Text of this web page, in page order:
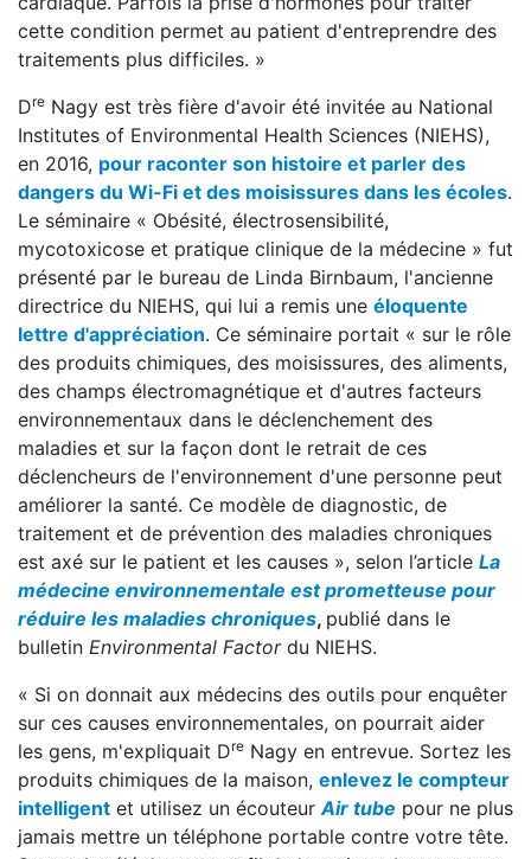
cette condition permet au patient d'entreprendre des
traitements plus difficiles. »
Dre Nagy est très fière d'avoir été invitée au National
Institutes of Environmental Health Sciences (NIEHS),
en 2016, pour raconter son histoire et parler des
dangers du Wi-Fi et des moisissures dans les écoles.
Le séminaire « Obésité, électrosensibilité,
mycotoxicose et pratique clinique de la médecine » fut
présenté par le bureau de Linda Birnbaum, l'ancienne
directrice du NIEHS, qui lui a remis une éloquente
lettre d'appréciation. Ce séminaire portait « sur le rôle
des produits chimiques, des moisissures, des aliments,
des champs électromagnétique et d'autres facteurs
environnementaux dans le déclenchement des
maladies et sur la façon dont le retrait de ces
déclencheurs de l'environnement d'une personne peut
améliorer la santé. Ce modèle de diagnostic, de
traitement et de prévention des maladies chroniques
est axé sur le patient et les causes », selon l’article La
médecine environnementale est prometteuse pour
réduire les maladies chroniques, publié dans le
bulletin Environmental Factordu NIEHS.
« Si on donnait aux médecins des outils pour enquêter
sur ces causes environnementales, on pourrait aider
les gens, m'expliquait Dre Nagy en entrevue. Sortez les
produits chimiques de la maison, enlevez le compteur
intelligent et utilisez un écouteurAir tube pour ne plus
jamais mettre un téléphone portable contre votre tête.